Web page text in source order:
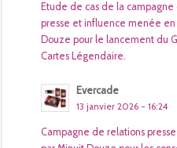
Etude de cas de la
presse et influence menée en
Douze pour le lancement du
Cartes Légendaire.
Evercade
13 janvier 2026 - 16:24
Campagne de relations